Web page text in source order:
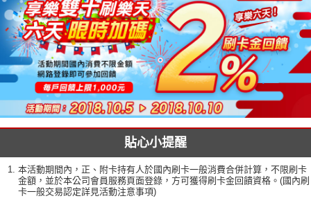
貼心小提醒
本活動期間內，正、附卡持有人於國內刷卡一般消費合併計算，不限刷卡
金額，並於本公司會員服務頁面登錄，方可獲得刷卡金回饋資格。(國內刷
卡一般交易認定詳見活動注意事項)